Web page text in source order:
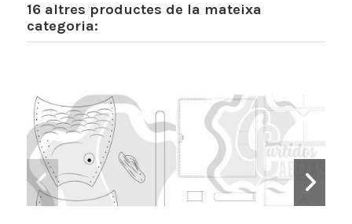
16 altres productes de la mateixa
categoria: